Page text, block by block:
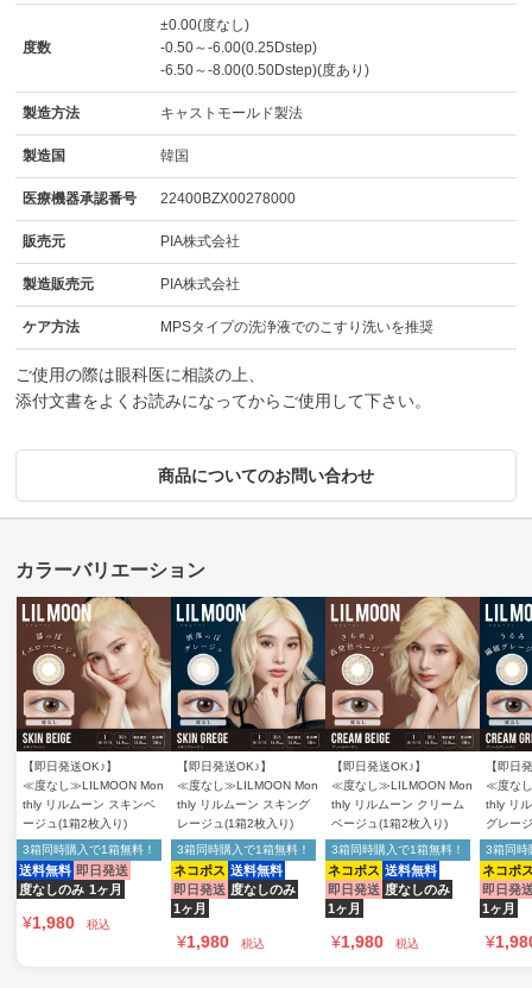
度数
±0.00(度なし)
-0.50～-6.00(0.25Dstep)
-6.50～-8.00(0.50Dstep)(度あり)
製造方法 キャストモールド製法
製造国 韓国
医療機器承認番号 22400BZX00278000
販売元 PIA株式会社
製造販売元 PIA株式会社
ケア方法 MPSタイプの洗浄液でのこすり洗いを推奨
ご使用の際は眼科医に相談の上、
添付文書をよくお読みになってからご使用して下さい。
商品についてのお問い合わせ
【即日発送OK♪】
≪度なし≫LILMOON Mon
thly リルムーン スキンベ
ージュ(1箱2枚入り)
送料無料 即日発送
度なしのみ 1ヶ月
3箱同時購入で1箱無料！
¥1,980 税込
【即日発送OK♪】
≪度なし≫LILMOON Mon
thly リルムーン スキング
レージュ(1箱2枚入り)
ネコポス 送料無料
即日発送 度なしのみ
1ヶ月
3箱同時購入で1箱無料！
¥1,980 税込
【即日発送OK♪】
≪度なし≫LILMOON Mon
thly リルムーン クリーム
ベージュ(1箱2枚入り)
ネコポス 送料無料
即日発送 度なしのみ
1ヶ月
3箱同時購入で1箱無料！
¥1,980 税込
【即日
≪度な
thly リ
グレー
ネコポ
即日発
1ヶ月
3箱同時
¥